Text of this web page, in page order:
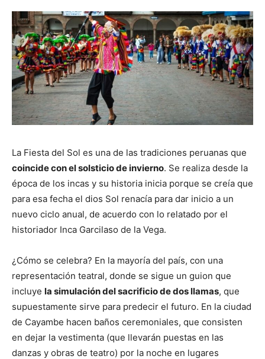
La Fiesta del Sol es una de las tradiciones peruanas que
coincide con el solsticio de invierno. Se realiza desde la
época de los incas y su historia inicia porque se creía que
para esa fecha el dios Sol renacía para dar inicio a un
nuevo ciclo anual, de acuerdo con lo relatado por el
historiador Inca Garcilaso de la Vega.
¿Cómo se celebra? En la mayoría del país, con una
representación teatral, donde se sigue un guion que
incluye la simulación del sacrificio de dos llamas, que
supuestamente sirve para predecir el futuro. En la ciudad
de Cayambe hacen baños ceremoniales, que consisten
en dejar la vestimenta (que llevarán puestas en las
danzas y obras de teatro) por la noche en lugares